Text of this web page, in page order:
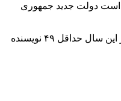
است دولت جدید جمهوری
انجمن قلم آمریکا نوشت که شاخص آزادی قلم در سال گذشته میلادی نشان می‌دهد که ایران پس از چین همچنان دومین زندان بزرگ نویسندگان در جهان است و مقامات ایرانی در این سال حداقل ۴۹ نویسنده